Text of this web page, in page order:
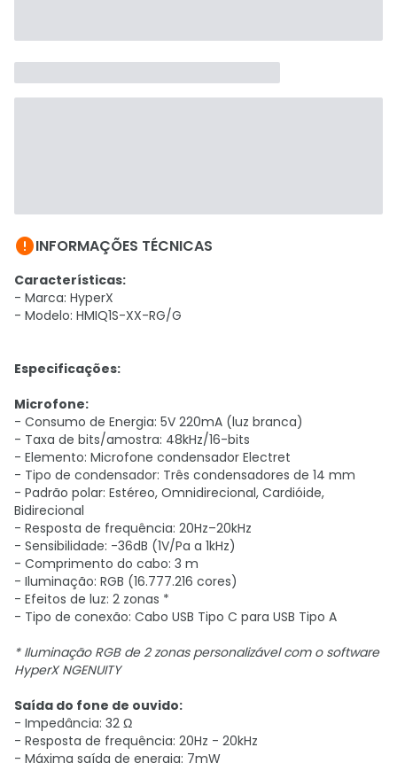
INFORMAÇÕES TÉCNICAS
Características:
- Marca: HyperX
- Modelo: HMIQ1S-XX-RG/G
Especificações:
Microfone:
- Consumo de Energia: 5V 220mA (luz branca)
- Taxa de bits/amostra: 48kHz/16-bits
- Elemento: Microfone condensador Electret
- Tipo de condensador: Três condensadores de 14 mm
- Padrão polar: Estéreo, Omnidirecional, Cardióide,
Bidirecional
- Resposta de frequência: 20Hz–20kHz
- Sensibilidade: -36dB (1V/Pa a 1kHz)
- Comprimento do cabo: 3 m
- Iluminação: RGB (16.777.216 cores)
- Efeitos de luz: 2 zonas *
- Tipo de conexão: Cabo USB Tipo C para USB Tipo A
* Iluminação RGB de 2 zonas personalizável com o software
HyperX NGENUITY
Saída do fone de ouvido:
- Impedância: 32 Ω
- Resposta de frequência: 20Hz - 20kHz
- Máxima saída de energia: 7mW